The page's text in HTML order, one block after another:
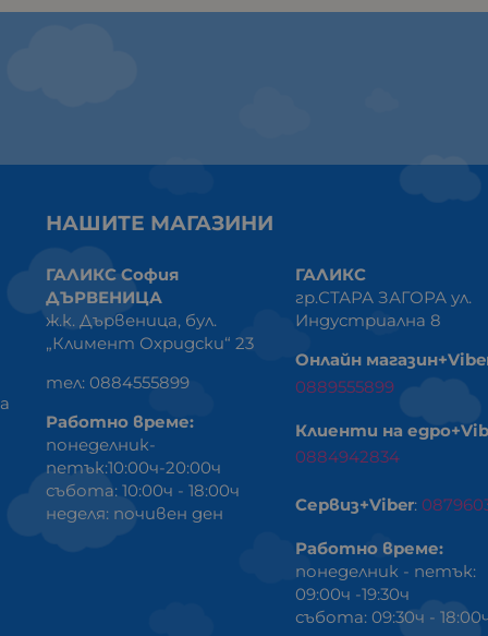
НАШИТЕ МАГАЗИНИ
ГАЛИКС София
ДЪРВЕНИЦА
ж.к. Дървеница, бул.
„Климент Охридски“ 23
тел: 0884555899
Работно време:
понеделник-
петък:10:00ч-20:00ч
събота: 10:00ч - 18:00ч
неделя: почивен ден
ГАЛИКС
гр.СТАРА ЗАГОРА ул.
Индустриална 8
Онлайн
0889555899
Клиенти на
0884942834
Сервиз+Viber:
Работно време:
понеделник - петък:
09:00ч -19:30ч
събота: 09:30ч -